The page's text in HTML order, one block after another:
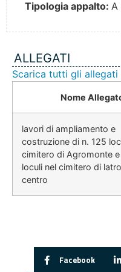
Tipologia appalto: A
ALLEGATI
Scarica tutti gli allegati
Nome
lavori di ampliamento e
costruzione di n. 125
cimitero di Agromonte
loculi nel cimitero di
centro
Facebook